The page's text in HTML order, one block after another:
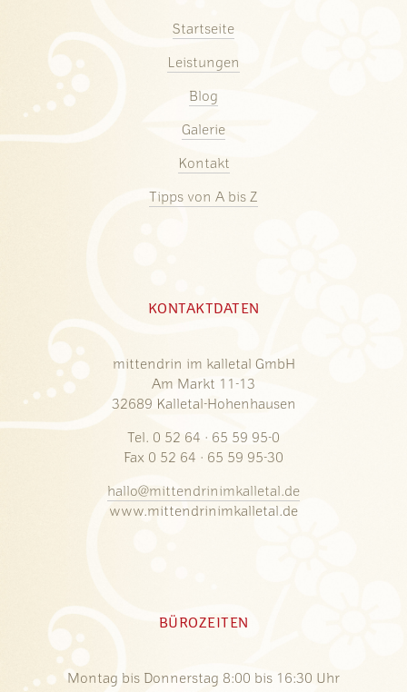
Startseite
Leistungen
Blog
Galerie
Kontakt
Tipps von A bis Z
KONTAKTDATEN
mittendrin im kalletal GmbH
Am Markt 11-13
32689 Kalletal-Hohenhausen
Tel. 0 52 64 · 65 59 95-0
Fax 0 52 64 · 65 59 95-30
hallo@mittendrinimkalletal.de
www.mittendrinimkalletal.de
BÜROZEITEN
Montag bis Donnerstag 8:00 bis 16:30 Uhr